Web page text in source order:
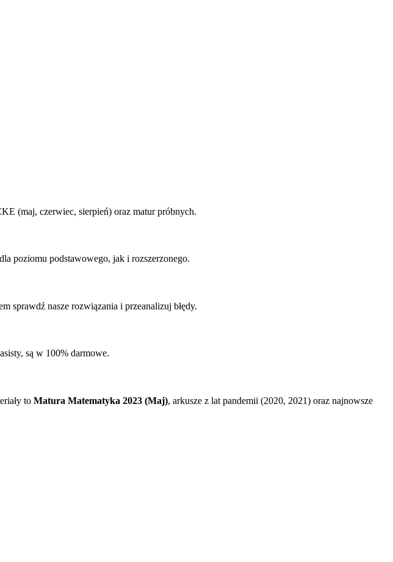
(maj, czerwiec, sierpień) oraz matur próbnych.
poziomu podstawowego, jak i rozszerzonego.
sprawdź nasze rozwiązania i przeanalizuj błędy.
są w 100% darmowe.
to Matura Matematyka 2023 (Maj), arkusze z lat pandemii (2020, 2021) oraz najnowsze